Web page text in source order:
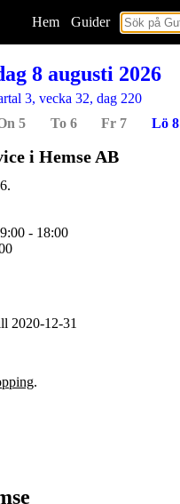
Hem< Guider
8 augusti 2026
3, vecka 32, dag 220
5 To 6 Fr 7 Lö 8
i Hemse AB
- 18:00
2020-12-31
.